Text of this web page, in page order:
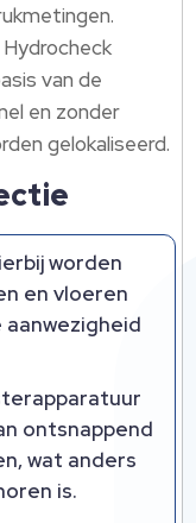
van de
en zonder
gelokaliseerd.
worden
en vloeren
ontsnappend
wat anders
is.